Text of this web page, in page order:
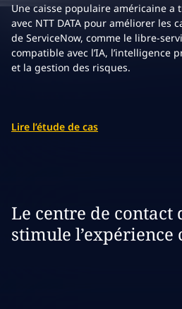
Une caisse populaire américaine a
avec NTT DATA pour améliorer les
de ServiceNow, comme le libre-
compatible avec l’IA, l’intelligence
et la gestion des risques.
Lire l’étude de cas
Expandcase
Le centre de contact
stimule l’expérience